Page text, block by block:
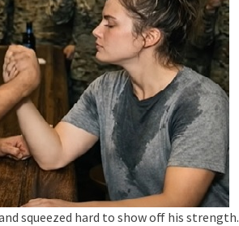
squeezed hard to show off his strength.